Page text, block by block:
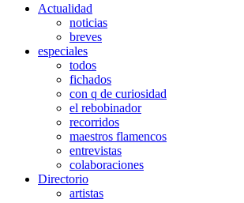
Actualidad
noticias
breves
especiales
todos
fichados
con q de curiosidad
el rebobinador
recorridos
maestros flamencos
entrevistas
colaboraciones
Directorio
artistas